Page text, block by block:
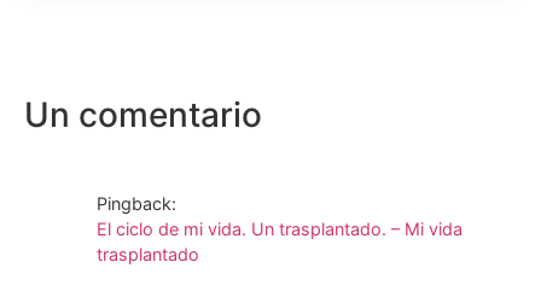
Un comentario
Pingback:
El ciclo de mi vida. Un trasplantado. – Mi vida
trasplantado